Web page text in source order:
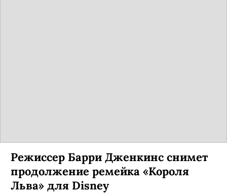
Режиссер Барри Дженкинс снимет
продолжение ремейка «Короля
Льва» для Disney